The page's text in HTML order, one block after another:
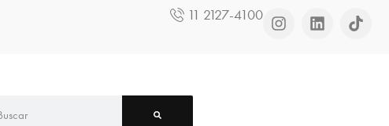
11 2127-4100